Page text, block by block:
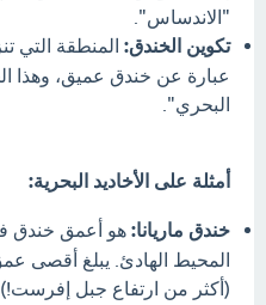
"الاندساس".
تكوين الخندق: المنطقة التي
عبارة عن خندق عميق، وهذا
البحري".
أمثلة على الأخاديد البحرية:
خندق ماريانا: هو أعمق خندق
(أكثر من ارتفاع جبل إفرست!).